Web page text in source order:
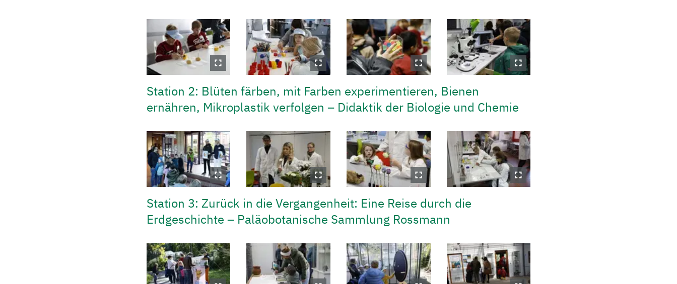
Station 2: Blüten färben, mit Farben experimentieren, Bienen
ernähren, Mikroplastik verfolgen – Didaktik der Biologie und Chemie
Station 3: Zurück in die Vergangenheit: Eine Reise durch die
Erdgeschichte – Paläobotanische Sammlung Rossmann